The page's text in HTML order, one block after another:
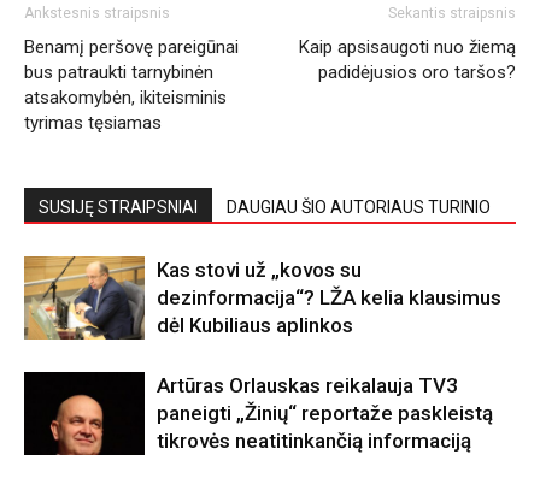
Ankstesnis straipsnis
Benamį peršovę pareigūnai
bus patraukti tarnybinėn
atsakomybėn, ikiteisminis
tyrimas tęsiamas
Sekantis straipsnis
Kaip apsisaugoti nuo žiemą
padidėjusios oro taršos?
SUSIJĘ STRAIPSNIAI DAUGIAU ŠIO AUTORIAUS TURINIO
Kas stovi už „kovos su
dezinformacija“? LŽA kelia klausimus
dėl Kubiliaus aplinkos
Artūras Orlauskas reikalauja TV3
paneigti „Žinių“ reportaže paskleistą
tikrovės neatitinkančią informaciją